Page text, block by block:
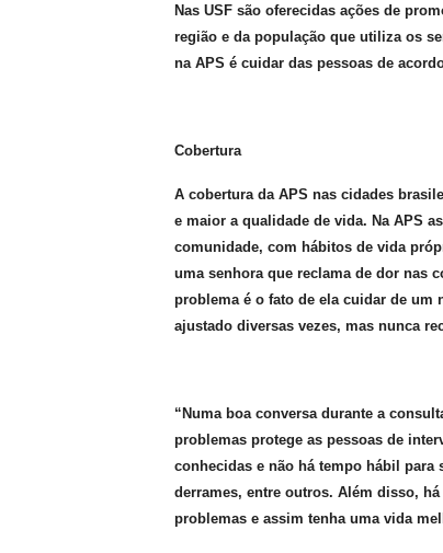
Nas USF são oferecidas ações de
região e da população que utiliza os
na APS é cuidar das pessoas de
Cobertura
A cobertura da APS nas cidades
e maior a qualidade de vida. Na APS
comunidade, com hábitos de vida
uma senhora que reclama de dor nas
problema é o fato de ela cuidar de um
ajustado diversas vezes, mas nunca
“Numa boa conversa durante a
problemas protege as pessoas de
conhecidas e não há tempo hábil para
derrames, entre outros. Além disso,
problemas e assim tenha uma vida